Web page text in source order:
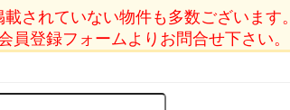
されていない物件も多数ございます。
員登録フォームよりお問合せ下さい。